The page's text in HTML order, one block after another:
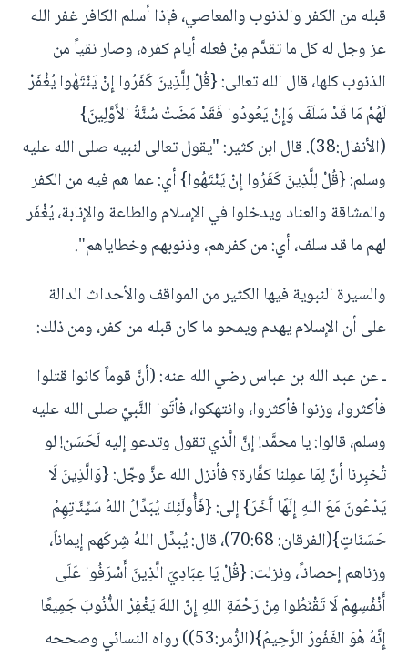
قبله من الكفر والذنوب والمعاصي، فإذا أسلم الكافر غفر الله
عز وجل له كل ما تقدَّم مِنْ فعله أيام كفره، وصار نقياً من
الذنوب كلها، قال الله تعالى: {قُلْ لِلَّذِينَ كَفَرُوا إِنْ يَنْتَهُوا يُغْفَرْ
لَهُمْ مَا قَدْ سَلَفَ وَإِنْ يَعُودُوا فَقَدْ مَضَتْ سُنَّةُ الأَوَّلِينَ}
(الأنفال:38). قال ابن كثير: "يقول تعالى لنبيه صلى الله عليه
وسلم: {قُلْ لِلَّذِينَ كَفَرُوا إِنْ يَنْتَهُوا} أي: عما هم فيه من الكفر
والمشاقة والعناد ويدخلوا في الإسلام والطاعة والإنابة، يُغْفَر
لهم ما قد سلف، أي: من كفرهم، وذنوبهم وخطاياهم".
والسيرة النبوية فيها الكثير من المواقف والأحداث الدالة
على أن الإسلام يهدم ويمحو ما كان قبله من كفر، ومن ذلك:
ـ عن عبد الله بن عباس رضي الله عنه: (أنَّ قوماً كانوا قتلوا
فأكثروا، وزنوا فأكثروا، وانتهكوا، فأتَوا النَّبيَّ صلى الله عليه
وسلم، قالوا: يا محمَّد! إنَّ الَّذي تقول وتدعو إليه لَحَسَن! لو
تُخبِرنا أنَّ لِمَا عمِلنا كفَّارة؟ فأنزل الله عزَّ وجّل: {وَالَّذِينَ لَا
يَدْعُونَ مَعَ اللهِ إِلَهًا آَخَرَ} إلى: {فَأُولَئِكَ يُبَدِّلُ اللهُ سَيِّئَاتِهِمْ
حَسَنَاتٍ}(الفرقان: 70:68)، قال: يُبدِّل اللهُ شِركَهم إيماناً،
وزناهم إحصاناً، ونزلت: {قُلْ يَا عِبَادِيَ الَّذِينَ أَسْرَفُوا عَلَى
أَنْفُسِهِمْ لَا تَقْنَطُوا مِنْ رَحْمَةِ اللهِ إِنَّ اللهَ يَغْفِرُ الذُّنُوبَ جَمِيعًا
إِنَّهُ هُوَ الغَفُورُ الرَّحِيمُ}(الزُّمر:53)) رواه النسائي وصححه